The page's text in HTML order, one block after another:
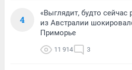
4
«Выглядит, будто сейчас
из Австралии
Приморье
11 914 3